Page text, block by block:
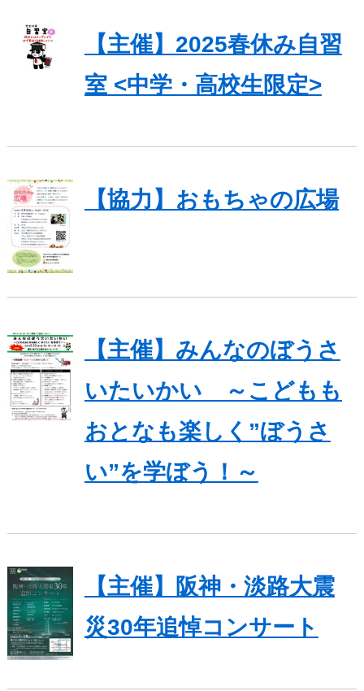
【主催】2025春休み自習
室 <中学・高校生限定>
【協力】おもちゃの広場
【主催】みんなのぼうさ
いたいかい ～こどもも
おとなも楽しく”ぼうさ
い”を学ぼう！～
【主催】阪神・淡路大震
災30年追悼コンサート